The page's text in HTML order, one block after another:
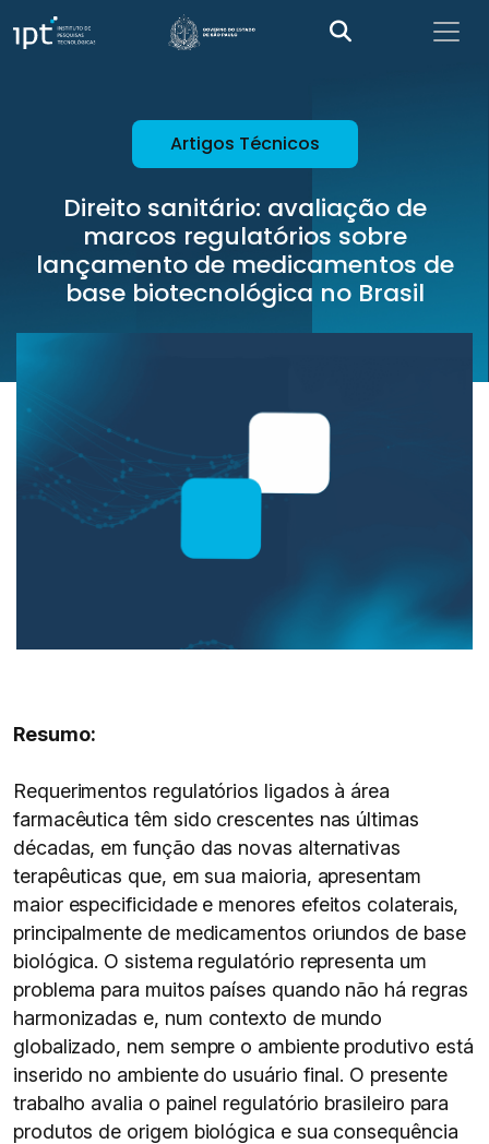
Artigos Técnicos
Direito sanitário: avaliação de
marcos regulatórios sobre
lançamento de medicamentos de
base biotecnológica no Brasil
Resumo:
Requerimentos regulatórios ligados à área
farmacêutica têm sido crescentes nas últimas
décadas, em função das novas alternativas
terapêuticas que, em sua maioria, apresentam
maior especificidade e menores efeitos colaterais,
principalmente de medicamentos oriundos de base
biológica. O sistema regulatório representa um
problema para muitos países quando não há regras
harmonizadas e, num contexto de mundo
globalizado, nem sempre o ambiente produtivo está
inserido no ambiente do usuário final. O presente
trabalho avalia o painel regulatório brasileiro para
produtos de origem biológica e sua consequência